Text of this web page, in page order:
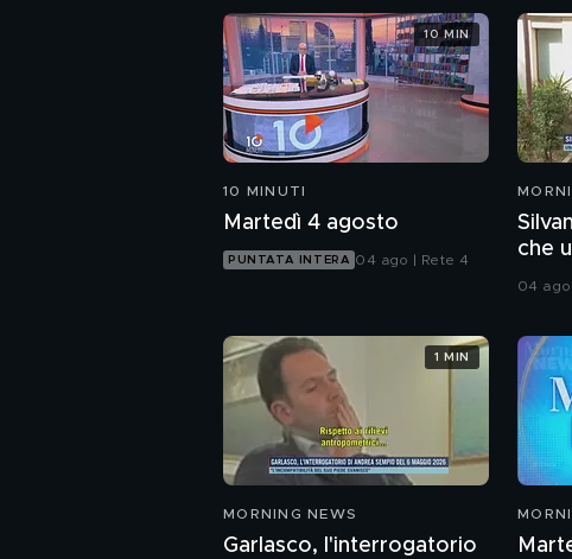
10 MINUTI
Martedì 4 agosto
PUNTATA INTERA 04 ago | Rete 4
10 MIN
che
04 ago
MORNING NEWS
Garlasco, l'interrogatorio
1 MIN